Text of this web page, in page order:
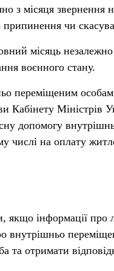
з місяця звернення
припинення чи
місяць
воєнного стану.
переміщеним особам
Кабінету
допомогу
числі на оплату
якщо інформації
внутрішньо
та отримати